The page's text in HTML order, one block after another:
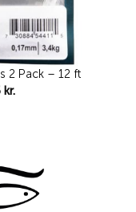
2 Pack – 12 ft
kr.